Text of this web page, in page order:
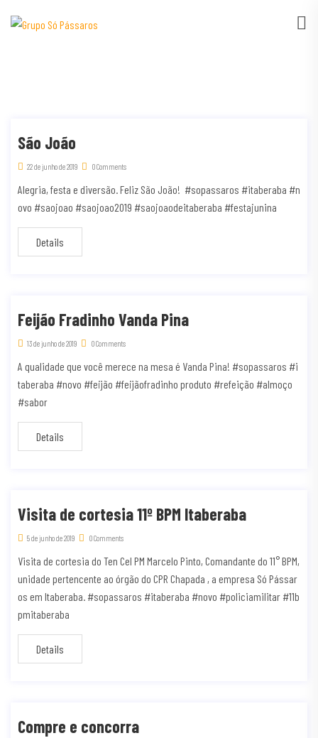
São João
22 de junho de 2019 0 Comments
Alegria, festa e diversão. Feliz São João! #sopassaros #itaberaba #n
ovo #saojoao #saojoao2019 #saojoaodeitaberaba #festajunina
Details
Feijão Fradinho Vanda Pina
13 de junho de 2019 0 Comments
A qualidade que você merece na mesa é Vanda Pina! #sopassaros #i
taberaba #novo #feijão #feijãofradinho produto #refeição #almoço
#sabor
Details
Visita de cortesia 11º BPM Itaberaba
5 de junho de 2019 0 Comments
Visita de cortesia do Ten Cel PM Marcelo Pinto, Comandante do 11° BPM,
unidade pertencente ao órgão do CPR Chapada , a empresa Só Pássar
os em Itaberaba. #sopassaros #itaberaba #novo #policiamilitar #11b
pmitaberaba
Details
Compre e concorra